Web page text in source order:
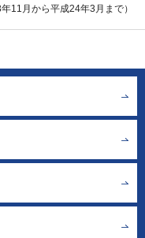
11月から平成24年3月まで）